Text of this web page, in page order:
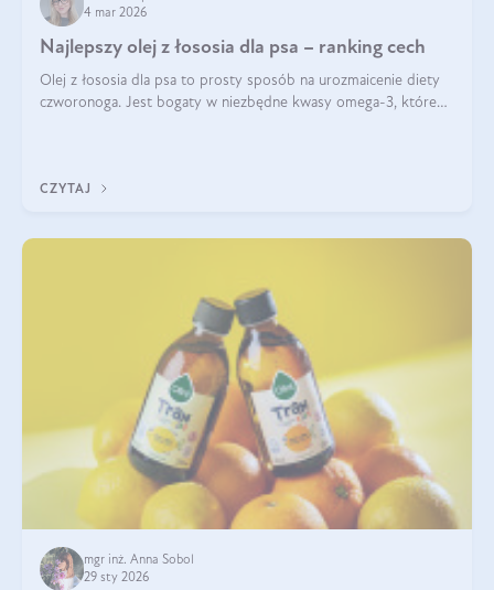
4 mar 2026
Najlepszy olej z łososia dla psa – ranking cech
Olej z łososia dla psa to prosty sposób na urozmaicenie diety
czworonoga. Jest bogaty w niezbędne kwasy omega-3, które
CZYTAJ
mgr inż. Anna Sobol
29 sty 2026